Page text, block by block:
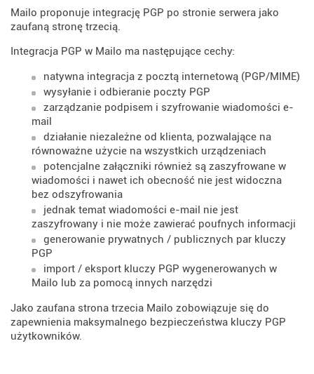
Mailo proponuje integrację PGP po stronie serwera jako
zaufaną stronę trzecią.
Integracja PGP w Mailo ma następujące cechy:
natywna integracja z pocztą internetową (PGP/MIME)
wysyłanie i odbieranie poczty PGP
zarządzanie podpisem i szyfrowanie wiadomości e-
mail
działanie niezależne od klienta, pozwalające na
równoważne użycie na wszystkich urządzeniach
potencjalne załączniki również są zaszyfrowane w
wiadomości i nawet ich obecność nie jest widoczna
bez odszyfrowania
jednak temat wiadomości e-mail nie jest
zaszyfrowany i nie może zawierać poufnych informacji
generowanie prywatnych / publicznych par kluczy
PGP
import / eksport kluczy PGP wygenerowanych w
Mailo lub za pomocą innych narzędzi
Jako zaufana strona trzecia Mailo zobowiązuje się do
zapewnienia maksymalnego bezpieczeństwa kluczy PGP
użytkowników.